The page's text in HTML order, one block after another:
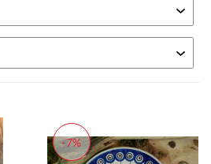
-7%